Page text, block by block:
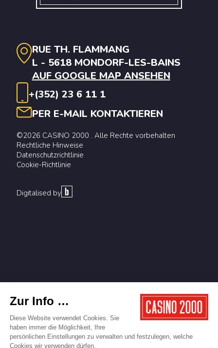
RUE TH. FLAMMANG
L - 5618 MONDORF-LES-BAINS
AUF GOOGLE MAP ANSEHEN
+(352) 23 6 11 1
PER E-MAIL KONTAKTIEREN
©2026 CASINO 2000 . Alle Rechte vorbehalten
Rechtliche Hinweise
Datenschutzrichtlinie
Cookie-Richtlinie
Digitalised by